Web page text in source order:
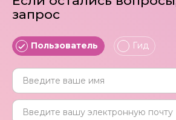
запрос
Пользователь Гид